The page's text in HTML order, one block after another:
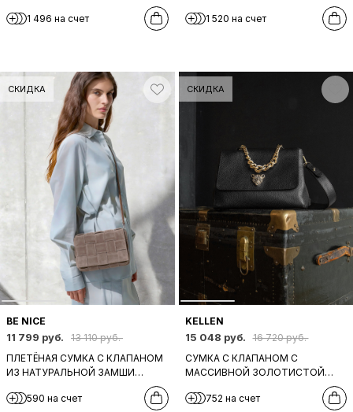
RIPANI ИЗ НАТУРАЛЬНОЙ КОЖИ
СЕРО-БЕЖЕВОГО ЦВЕТА
1 496 на счет
RIPANI ИЗ НАТУРАЛЬНОЙ ЗАМШИ
МЯТНОГО ЦВЕТА
1 520 на счет
СКИДКА
BE NICE
11 799 руб.
13 110 руб.
ПЛЕТЁНАЯ СУМКА С КЛАПАНОМ
ИЗ НАТУРАЛЬНОЙ ЗАМШИ
СЕРО-БЕЖЕВОГО ЦВЕТА ОТ BE
NICE590 на счет
СКИДКА
KELLEN
15 048 руб.
16 720 руб.
СУМКА С КЛАПАНОМ С
МАССИВНОЙ ЗОЛОТИСТОЙ
ЦЕПЬЮ И ГОЛОВОЙ ЛЕОПАРДА
ОТ KELLEN В ЧЕРНОМ ЦВЕТЕ
752 на счет